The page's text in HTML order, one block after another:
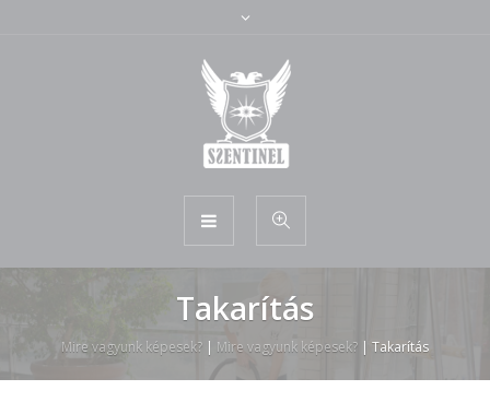
Takarítás
Mire vagyunk képesek? | Mire vagyunk képesek? | Takarítás